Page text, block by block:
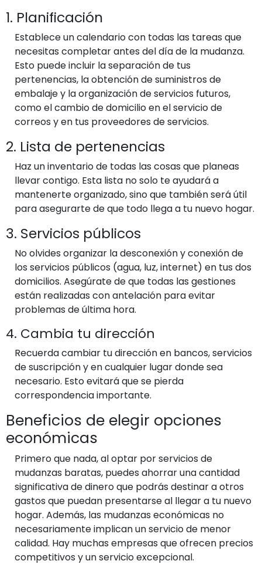
1. Planificación
Establece un calendario con todas las tareas que
necesitas completar antes del día de la mudanza.
Esto puede incluir la separación de tus
pertenencias, la obtención de suministros de
embalaje y la organización de servicios futuros,
como el cambio de domicilio en el servicio de
correos y en tus proveedores de servicios.
2. Lista de pertenencias
Haz un inventario de todas las cosas que planeas
llevar contigo. Esta lista no solo te ayudará a
mantenerte organizado, sino que también será útil
para asegurarte de que todo llega a tu nuevo hogar.
3. Servicios públicos
No olvides organizar la desconexión y conexión de
los servicios públicos (agua, luz, internet) en tus dos
domicilios. Asegúrate de que todas las gestiones
están realizadas con antelación para evitar
problemas de última hora.
4. Cambia tu dirección
Recuerda cambiar tu dirección en bancos, servicios
de suscripción y en cualquier lugar donde sea
necesario. Esto evitará que se pierda
correspondencia importante.
Beneficios de elegir opciones
económicas
Primero que nada, al optar por servicios de
mudanzas baratas, puedes ahorrar una cantidad
significativa de dinero que podrás destinar a otros
gastos que puedan presentarse al llegar a tu nuevo
hogar. Además, las mudanzas económicas no
necesariamente implican un servicio de menor
calidad. Hay muchas empresas que ofrecen precios
competitivos y un servicio excepcional.